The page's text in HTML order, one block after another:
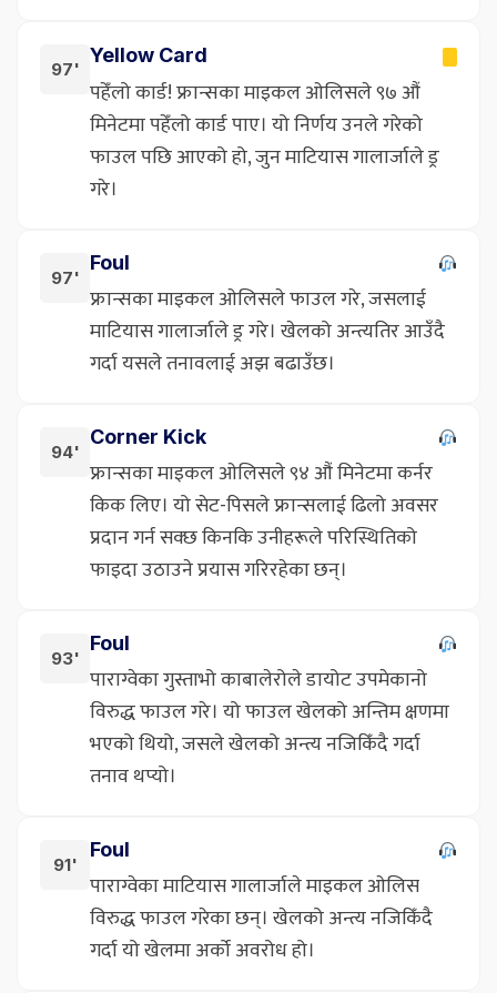
97'
Yellow Card
पहेँलो कार्ड! फ्रान्सका माइकल ओलिसले ९७ औं
मिनेटमा पहेँलो कार्ड पाए। यो निर्णय उनले गरेको
फाउल पछि आएको हो, जुन माटियास गालार्जाले ड्र
गरे।
97'
Foul
फ्रान्सका माइकल ओलिसले फाउल गरे, जसलाई
माटियास गालार्जाले ड्र गरे। खेलको अन्त्यतिर आउँदै
गर्दा यसले तनावलाई अझ बढाउँछ।
94'
Corner Kick
फ्रान्सका माइकल ओलिसले ९४ औं मिनेटमा कर्नर
किक लिए। यो सेट-पिसले फ्रान्सलाई ढिलो अवसर
प्रदान गर्न सक्छ किनकि उनीहरूले परिस्थितिको
फाइदा उठाउने प्रयास गरिरहेका छन्।
93'
Foul
पाराग्वेका गुस्ताभो काबालेरोले डायोट उपमेकानो
विरुद्ध फाउल गरे। यो फाउल खेलको अन्तिम क्षणमा
भएको थियो, जसले खेलको अन्त्य नजिकिँदै गर्दा
तनाव थप्यो।
91'
Foul
पाराग्वेका माटियास गालार्जाले माइकल ओलिस
विरुद्ध फाउल गरेका छन्। खेलको अन्त्य नजिकिँदै
गर्दा यो खेलमा अर्को अवरोध हो।